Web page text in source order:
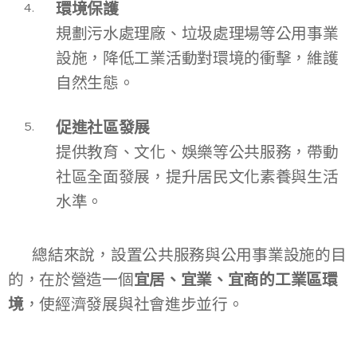
環境保護
規劃污水處理廠、垃圾處理場等公用事業
設施，降低工業活動對環境的衝擊，維護
自然生態。
促進社區發展
提供教育、文化、娛樂等公共服務，帶動
社區全面發展，提升居民文化素養與生活
水準。
👉 總結來說，設置公共服務與公用事業設施的目
的，在於營造一個宜居、宜業、宜商的工業區環
境，使經濟發展與社會進步並行。